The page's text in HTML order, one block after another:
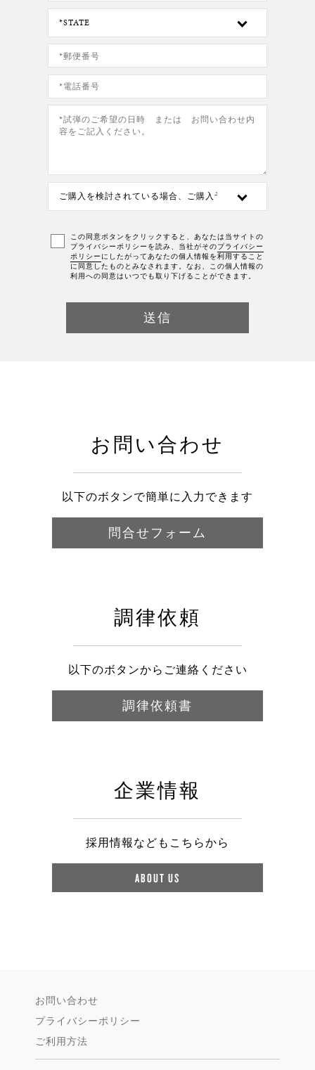
この同意ボタンをクリックすると、あなたは当サイトの
プライバシーポリシーを読み、当社がそのプライバシー
ポリシー にしたがってあなたの個人情報を利用すること
に同意したものとみなされます。なお、この個人情報の
利用への同意はいつでも取り下げることができます。
お問い合わせ
以下のボタンで簡単に入力できます
問合せフォーム
調律依頼
以下のボタンからご連絡ください
調律依頼書
企業情報
採用情報などもこちらから
ABOUT US
お問い合わせ
プライバシーポリシー
ご利用方法